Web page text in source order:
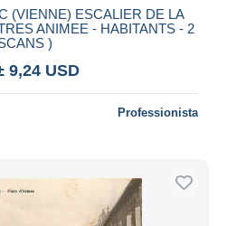
(VIENNE) ESCALIER DE LA
ANIMEE - HABITANTS - 2
)
9,24 USD
Professionista